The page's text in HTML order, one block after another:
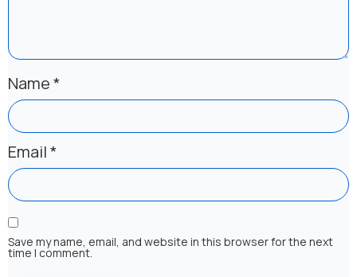
Name*
Email*
Save my name, email, and website in this browser for the next
time I comment.